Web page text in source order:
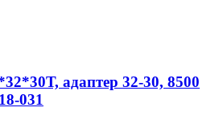
адаптер 32-30, 8500
031